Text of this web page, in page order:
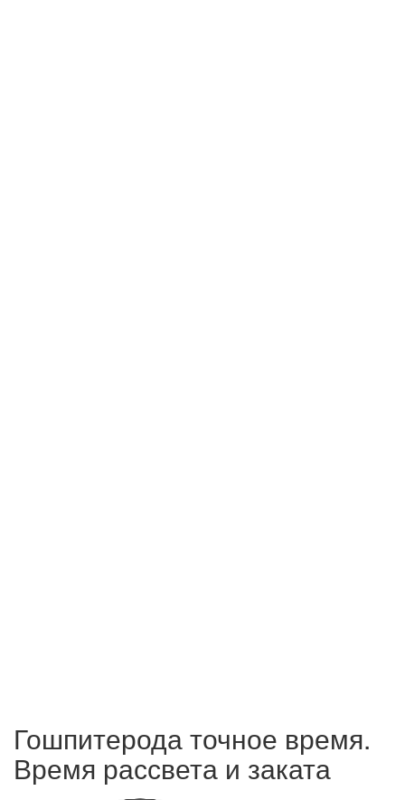
Гошпитерода точное время.
Время рассвета и заката